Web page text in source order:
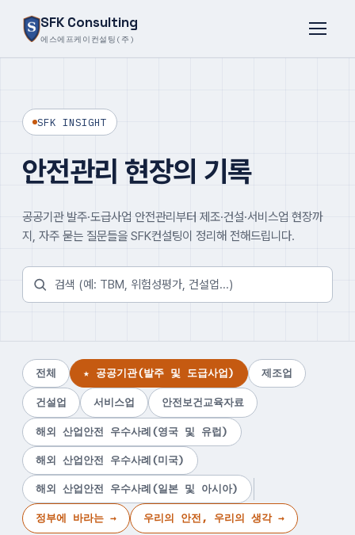
SFK Consulting
에스에프케이컨설팅(주)
SFK INSIGHT
안전관리 현장의 기록
공공기관 발주·도급사업 안전관리부터 제조·건설·서비스업 현장까
지, 자주 묻는 질문들을 SFK컨설팅이 정리해 전해드립니다.
전체 ★ 공공기관(발주 및 도급사업) 제조업
건설업 서비스업 안전보건교육자료
해외 산업안전 우수사례(영국 및 유럽)
해외 산업안전 우수사례(미국)
해외 산업안전 우수사례(일본 및 아시아)
정부에 바라는 → 우리의 안전, 우리의 생각 →